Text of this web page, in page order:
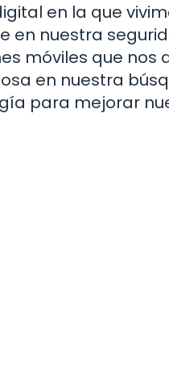
en la que
en nuestra
móviles que nos
en nuestra
para mejorar